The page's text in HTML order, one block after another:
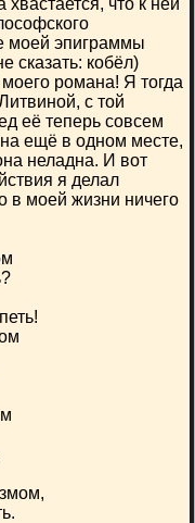
что к ней
моей эпиграммы
сказать: кобёл)
романа! Я тогда
с той
её теперь совсем
ещё в одном месте,
неладна. И вот
я делал
в моей жизни ничего